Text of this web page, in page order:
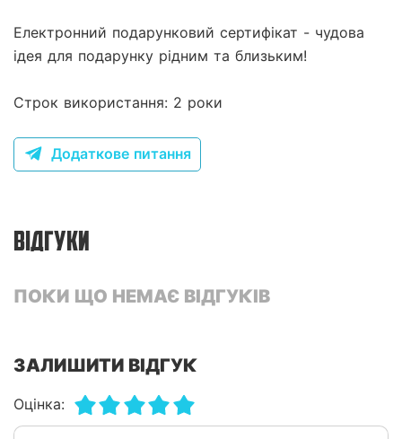
Електронний подарунковий сертифікат - чудова
ідея для подарунку рідним та близьким!
Строк використання: 2 роки
Додаткове питання
ВІДГУКИ
ПОКИ ЩО НЕМАЄ ВІДГУКІВ
ЗАЛИШИТИ ВІДГУК
Оцінка: